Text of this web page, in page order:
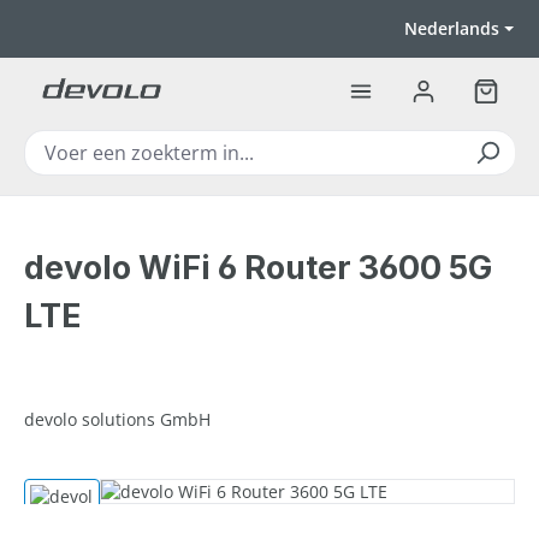
Nederlands
devolo WiFi 6 Router 3600 5G
LTE
devolo solutions GmbH
Afbeeldingengalerij overslaan